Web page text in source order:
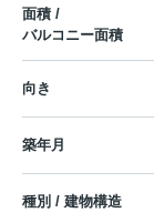
面積 /
バルコニー面積
向き
築年月
種別 / 建物構造